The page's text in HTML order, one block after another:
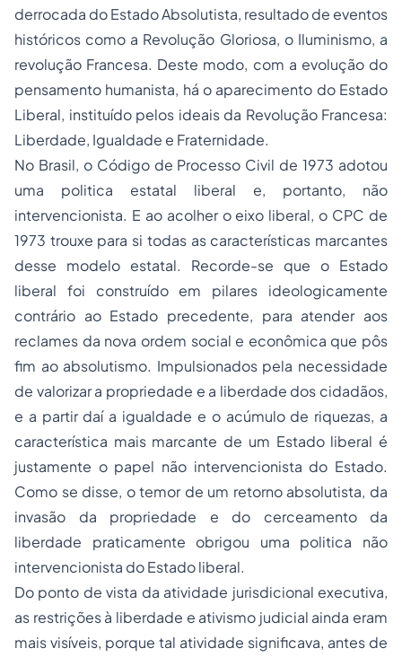
derrocada do Estado Absolutista, resultado de eventos
históricos como a Revolução Gloriosa, o Iluminismo, a
revolução Francesa. Deste modo, com a evolução do
pensamento humanista, há o aparecimento do Estado
Liberal, instituído pelos ideais da Revolução Francesa:
Liberdade, Igualdade e Fraternidade.
No Brasil, o Código de Processo Civil de 1973 adotou
uma politica estatal liberal e, portanto, não
intervencionista. E ao acolher o eixo liberal, o CPC de
1973 trouxe para si todas as características marcantes
desse modelo estatal. Recorde-se que o Estado
liberal foi construído em pilares ideologicamente
contrário ao Estado precedente, para atender aos
reclames da nova ordem social e econômica que pôs
fim ao absolutismo. Impulsionados pela necessidade
de valorizar a propriedade e a liberdade dos cidadãos,
e a partir daí a igualdade e o acúmulo de riquezas, a
característica mais marcante de um Estado liberal é
justamente o papel não intervencionista do Estado.
Como se disse, o temor de um retorno absolutista, da
invasão da propriedade e do cerceamento da
liberdade praticamente obrigou uma politica não
intervencionista do Estado liberal.
Do ponto de vista da atividade jurisdicional executiva,
as restrições à liberdade e ativismo judicial ainda eram
mais visíveis, porque tal atividade significava, antes de